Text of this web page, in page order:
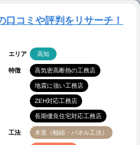
コミや評判をリサーチ！
エリア 高知
特徴 高気密高断熱の工務店
地震に強い工務店
ZEH対応工務店
長期優良住宅対応工務店
工法 木造（軸組・パネル工法）